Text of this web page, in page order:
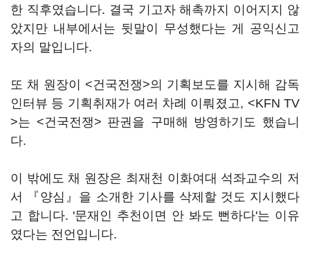
한 직후였습니다. 결국 기고자 해촉까지 이어지지 않
았지만 내부에서는 뒷말이 무성했다는 게 공익신고
자의 말입니다.
또 채 원장이 <건국전쟁>의 기획보도를 지시해 감독
인터뷰 등 기획취재가 여러 차례 이뤄졌고, <KFN TV
>는 <건국전쟁> 판권을 구매해 방영하기도 했습니
다.
이 밖에도 채 원장은 최재천 이화여대 석좌교수의 저
서 『양심』을 소개한 기사를 삭제할 것도 지시했다
고 합니다. '문재인 추천이면 안 봐도 뻔하다'는 이유
였다는 전언입니다.